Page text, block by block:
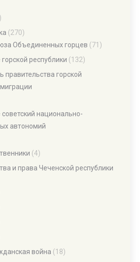
(270)
Объединенных горцев (71)
республики (132)
правительства горской
национально-
автономий
(4)
и права Чеченской республики
война (18)